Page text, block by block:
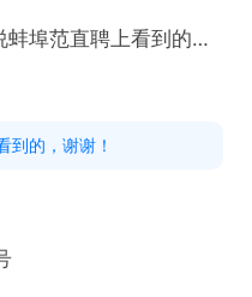
埠范直聘上看到的，
到的，谢谢！